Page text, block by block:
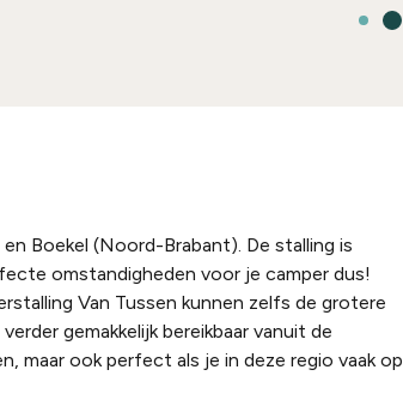
Boekel (Noord-Brabant). De stalling is
omstandigheden voor je camper dus!
Van Tussen kunnen zelfs de grotere
gemakkelijk bereikbaar vanuit de
maar ook perfect als je in deze regio vaak op